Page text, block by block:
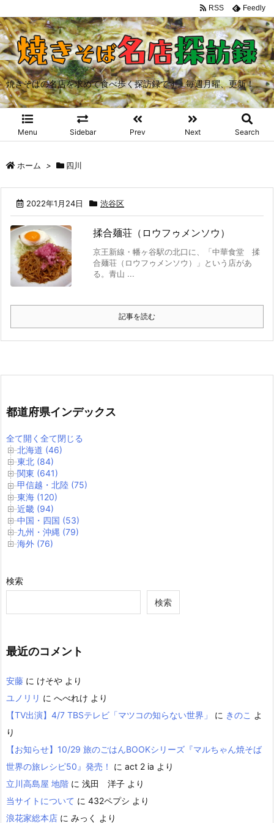
焼きそばの名店を求めて食べ歩く探訪録です。毎週月曜、更新！
Menu Sidebar Prev Next Search
RSS Feedly
ホーム > 四川
2022年1月24日 渋谷区
揉合麺荘（ロウフゥメンソウ）
京王新線・幡ヶ谷駅の北口に、「中華食堂 揉
合麺荘（ロウフゥメンソウ）」という店があ
る。青山 ...
記事を読む
都道府県インデックス
全て開く 全て閉じる
北海道 (46)
東北 (84)
関東 (641)
甲信越・北陸 (75)
東海 (120)
近畿 (94)
中国・四国 (53)
九州・沖縄 (79)
海外 (76)
検索
検索
最近のコメント
安藤 に けそや より
ユノリリ に へべれけ より
【TV出演】4/7 TBSテレビ「マツコの知らない世界」
に きのこ よ
り
【お知らせ】10/29 旅のごはんBOOKシリーズ『マルちゃん焼そば
世界の旅レシピ50』発売！
に act 2 ia より
立川高島屋 地階 に 浅田 洋子 より
当サイトについて に 432ペプシ より
浪花家総本店 に みっく より